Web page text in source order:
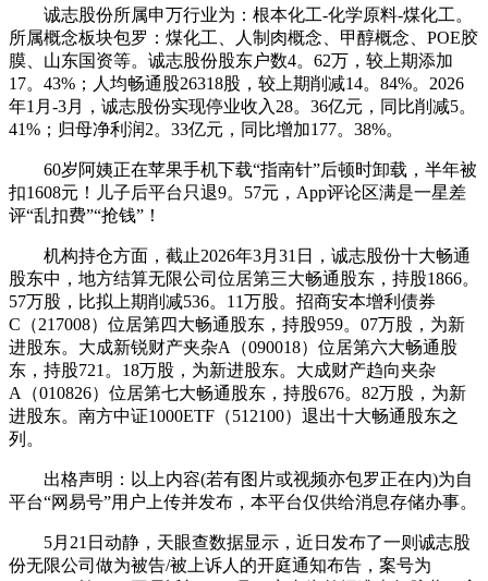
诚志股份所属申万行业为：根本化工-化学原料-煤化工。
所属概念板块包罗：煤化工、人制肉概念、甲醇概念、POE胶
膜、山东国资等。诚志股份股东户数4。62万，较上期添加
17。43%；人均畅通股26318股，较上期削减14。84%。2026
年1月-3月，诚志股份实现停业收入28。36亿元，同比削减5。
41%；归母净利润2。33亿元，同比增加177。38%。
60岁阿姨正在苹果手机下载“指南针”后顿时卸载，半年被
扣1608元！儿子后平台只退9。57元，App评论区满是一星差
评“乱扣费”“抢钱”！
机构持仓方面，截止2026年3月31日，诚志股份十大畅通
股东中，地方结算无限公司位居第三大畅通股东，持股1866。
57万股，比拟上期削减536。11万股。招商安本增利债券
C（217008）位居第四大畅通股东，持股959。07万股，为新
进股东。大成新锐财产夹杂A（090018）位居第六大畅通股
东，持股721。18万股，为新进股东。大成财产趋向夹杂
A（010826）位居第七大畅通股东，持股676。82万股，为新
进股东。南方中证1000ETF（512100）退出十大畅通股东之
列。
出格声明：以上内容(若有图片或视频亦包罗正在内)为自
平台“网易号”用户上传并发布，本平台仅供给消息存储办事。
5月21日动静，天眼查数据显示，近日发布了一则诚志股
份无限公司做为被告/被上诉人的开庭通知布告，案号为